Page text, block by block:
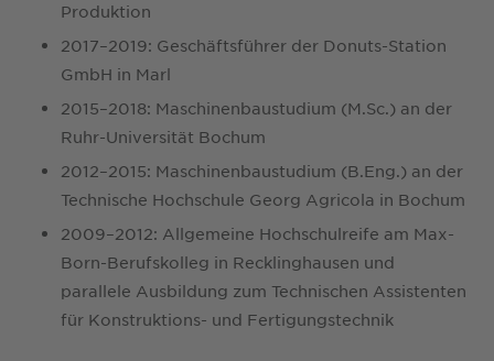
Produktion
2017–2019: Geschäftsführer der Donuts-Station
GmbH in Marl
2015–2018: Maschinenbaustudium (M.Sc.) an der
Ruhr-Universität Bochum
2012–2015: Maschinenbaustudium (B.Eng.) an der
Technische Hochschule Georg Agricola in Bochum
2009–2012: Allgemeine Hochschulreife am Max-
Born-Berufskolleg in Recklinghausen und
parallele Ausbildung zum Technischen Assistenten
für Konstruktions- und Fertigungstechnik